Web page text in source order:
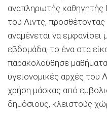
αναπληρωτής καθηγητής
του Λιντς,
αναμένεται να
εβδομάδα, το ένα στα
παρακολούθησε
υγειονομικές αρχές του
χρήση μάσκας από
δημόσιους, κλειστούς